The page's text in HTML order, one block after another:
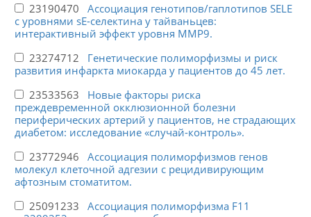
23190470 Ассоциация генотипов/гаплотипов SELE
с уровнями sE-селектина у тайваньцев:
интерактивный эффект уровня MMP9.
23274712 Генетические полиморфизмы и риск
развития инфаркта миокарда у пациентов до 45 лет.
23533563 Новые факторы риска
преждевременной окклюзионной болезни
периферических артерий у пациентов, не страдающих
диабетом: исследование «случай-контроль».
23772946 Ассоциация полиморфизмов генов
молекул клеточной адгезии с рецидивирующим
афтозным стоматитом.
25091233 Ассоциация полиморфизма F11